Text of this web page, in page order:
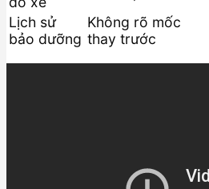
Lịch sử
bảo dưỡng
Không rõ mốc
thay trước